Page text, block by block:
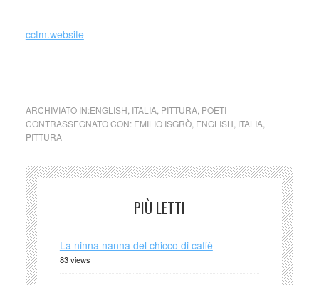
cctm.website
ARCHIVIATO IN:ENGLISH, ITALIA, PITTURA, POETI
CONTRASSEGNATO CON: EMILIO ISGRÒ, ENGLISH, ITALIA,
PITTURA
PIÙ LETTI
La ninna nanna del chicco di caffè
83 views